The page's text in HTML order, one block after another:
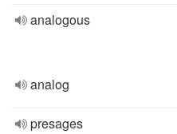
analogous
analog
presages